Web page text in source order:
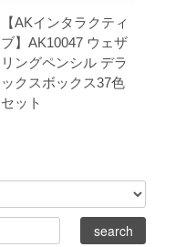
【AKインタラクティ
ブ】AK10047 ウェザ
リングペンシル デラ
ックスボックス37色
セット